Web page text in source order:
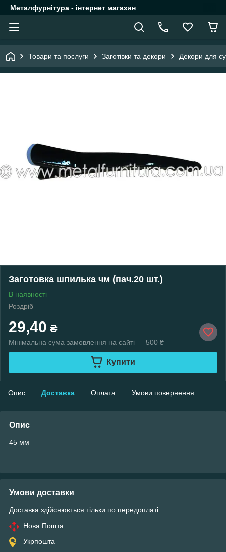
Металфурнітура - інтернет магазин
Товари та послуги Заготівки та декори Декори для
Заготовка шпилька чм (пач.20 шт.)
В наявності
Роздріб
29,40 ₴
Мінімальна сума замовлення на сайті — 500 ₴
Купити
Опис Доставка Оплата Умови повернення
Опис
45 мм
Умови доставки
Доставка здійснюється тільки по передоплаті.
Нова Пошта
Укрпошта